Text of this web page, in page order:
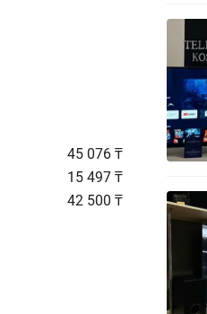
45 076 ₸
15 497 ₸
42 500 ₸